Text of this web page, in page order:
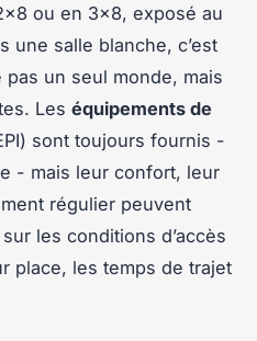
ou en 3x8, exposé au
une salle blanche, c’est
pas un seul monde, mais
Les équipements de
sont toujours fournis -
- mais leur confort, leur
régulier peuvent
les conditions d’accès
place, les temps de trajet